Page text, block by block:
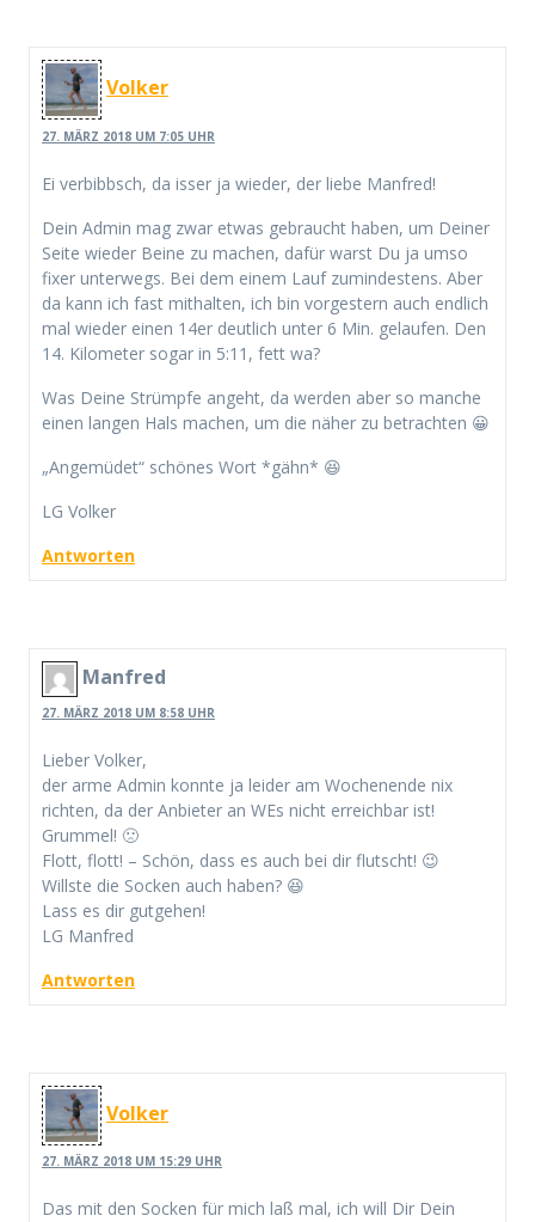
Volker
27. MÄRZ 2018 UM 7:05 UHR
Ei verbibbsch, da isser ja wieder, der liebe Manfred!
Dein Admin mag zwar etwas gebraucht haben, um Deiner
Seite wieder Beine zu machen, dafür warst Du ja umso
fixer unterwegs. Bei dem einem Lauf zumindestens. Aber
da kann ich fast mithalten, ich bin vorgestern auch endlich
mal wieder einen 14er deutlich unter 6 Min. gelaufen. Den
14. Kilometer sogar in 5:11, fett wa?
Was Deine Strümpfe angeht, da werden aber so manche
einen langen Hals machen, um die näher zu betrachten 😀
„Angemüdet“ schönes Wort *gähn* 😆
LG Volker
Antworten
Manfred
27. MÄRZ 2018 UM 8:58 UHR
Lieber Volker,
der arme Admin konnte ja leider am Wochenende nix
richten, da der Anbieter an WEs nicht erreichbar ist!
Grummel! 🙁
Flott, flott! – Schön, dass es auch bei dir flutscht! 😉
Willste die Socken auch haben? 😆
Lass es dir gutgehen!
LG Manfred
Antworten
Volker
27. MÄRZ 2018 UM 15:29 UHR
Das mit den Socken für mich laß mal, ich will Dir Dein